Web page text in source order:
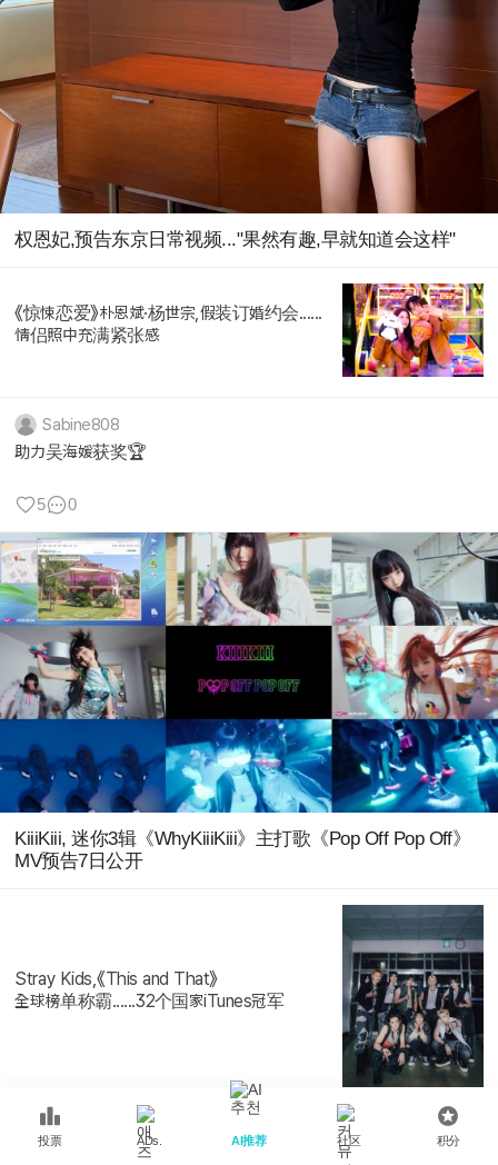
权恩妃,预告东京日常视频..."果然有趣,早就知道会这样"
《惊悚恋爱》朴恩斌·杨世宗,假装订婚约会......
情侣照中充满紧张感
Sabine808
助力吴海媛获奖🏆
5 0
KiiiKiii, 迷你3辑《WhyKiiiKiii》主打歌《Pop Off Pop Off》
MV预告7日公开
Stray Kids,《This and That》
全球榜单称霸......32个国家iTunes冠军
jyyxx1015
投票 ADs. AI推荐 社区 积分